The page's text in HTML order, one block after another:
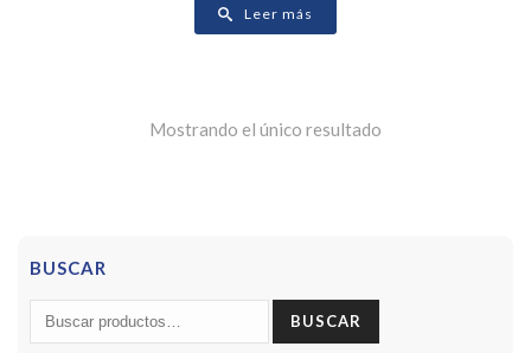
Leer más
Mostrando el único resultado
BUSCAR
Buscar
por:
BUSCAR